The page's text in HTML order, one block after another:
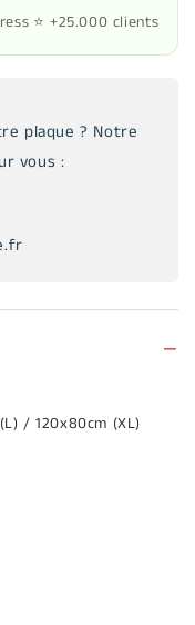
⭐ +25.000 clients
plaque ? Notre
vous :
/ 120x80cm (XL)